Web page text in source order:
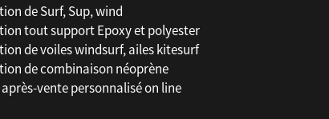
de Surf, Sup, wind
tout support Epoxy et polyester
de voiles windsurf, ailes kitesurf
de combinaison néoprène
vente personnalisé on line